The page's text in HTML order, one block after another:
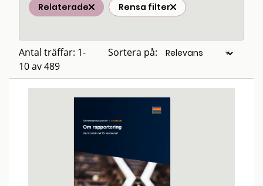
Relaterade Rensa filter
Antal träffar: 1-
10 av 489
Sortera på: